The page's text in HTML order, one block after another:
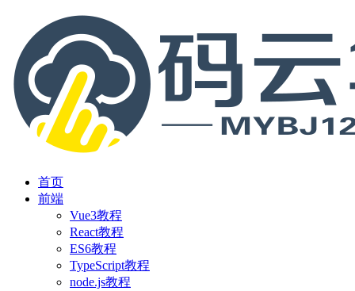
首页
前端
Vue3教程
React教程
ES6教程
TypeScript教程
node.js教程